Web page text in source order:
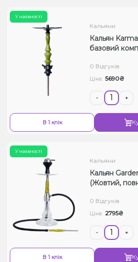
У наявності
Кальяни
Кальян
базовий
0 Відгуків
Ціна: 5690₴
- +
В 1 клік
У наявності
Кальяни
Кальян
(Жовтий,
0 Відгуків
Ціна: 2795₴
- +
В 1 клік